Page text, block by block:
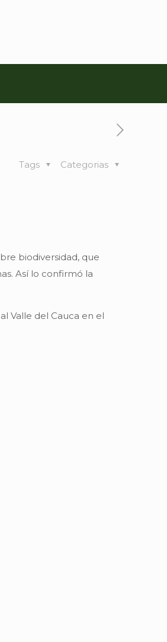
Categorias
Tags
biodiversidad, que
Así lo confirmó la
Valle del Cauca en el